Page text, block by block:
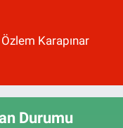
Karapınar
Durumu